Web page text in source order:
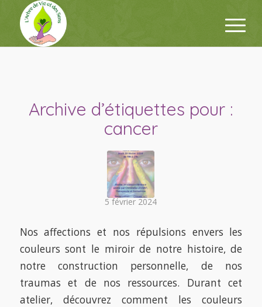
Archive d’étiquettes pour :
cancer
5 février 2024
Nos affections et nos répulsions envers les
couleurs sont le miroir de notre histoire, de
notre construction personnelle, de nos
traumas et de nos ressources. Durant cet
atelier, découvrez comment les couleurs